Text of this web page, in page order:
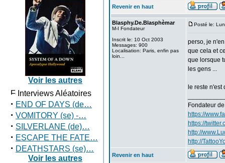
Voir les autres
Interviews Aléatoires
· END OF DAYS (de…
· VOMITORY (se) -…
· SILVERLANE (de)…
· ESCAPE THE FATE…
· DEATHSTARS (se)…
Voir les autres
Revenir en haut
Blasphy.De.Blasphèmar
M-I Fondateur
Inscrit le: 10 Oct 2003
Messages: 900
Localisation: Paris, enfin pas
loin...
Posté le:
perso, je
que cela et
que lorsque
les gens ...
le reste
Fondateur
https://
https://
http://
http://
Revenir en haut